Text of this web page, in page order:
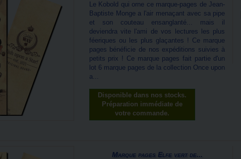
Le Kobold qui orne ce marque-pages de Jean-
Baptiste Monge a l'air menaçant avec sa pipe
et son couteau ensanglanté... mais il
deviendra vite l'ami de vos lectures les plus
féeriques ou les plus glaçantes ! Ce marque
pages bénéficie de nos expéditions suivies à
petits prix ! Ce marque pages fait partie d'un
lot 6 marque pages de la collection Once upon
a...
Disponible dans nos stocks.
Préparation immédiate de
votre commande.
Marque pages Elfe vert de...